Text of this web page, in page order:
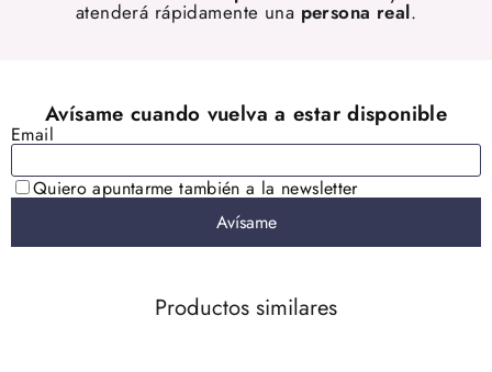
atenderá rápidamente una persona real.
Productos similares